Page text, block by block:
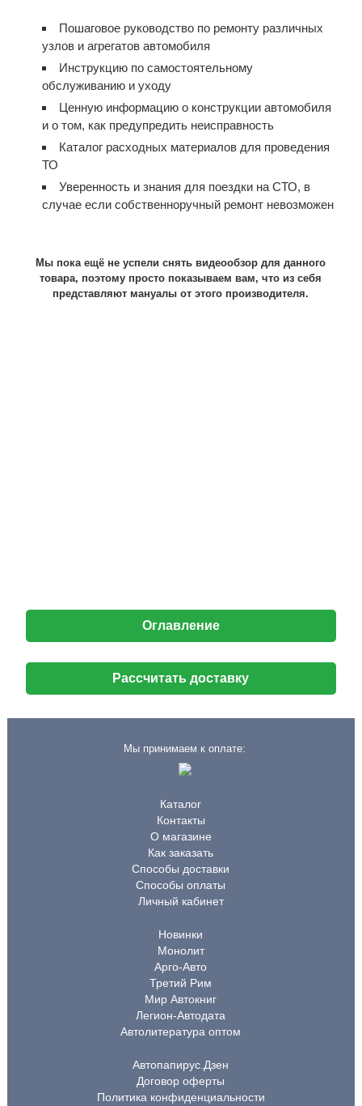
Пошаговое руководство по ремонту различных
узлов и агрегатов автомобиля
Инструкцию по самостоятельному
обслуживанию и уходу
Ценную информацию о конструкции автомобиля
и о том, как предупредить неисправность
Каталог расходных материалов для проведения
ТО
Уверенность и знания для поездки на СТО, в
случае если собственноручный ремонт невозможен
Мы пока ещё не успели снять видеообзор для данного
товара, поэтому просто показываем вам, что из себя
представляют мануалы от этого производителя.
Оглавление
Рассчитать доставку
Мы принимаем к оплате:
Каталог
Контакты
О магазине
Как заказать
Способы доставки
Способы оплаты
Личный кабинет
Новинки
Монолит
Арго-Авто
Третий Рим
Мир Автокниг
Легион-Автодата
Автолитература оптом
Автопапирус.Дзен
Договор оферты
Политика конфиденциальности